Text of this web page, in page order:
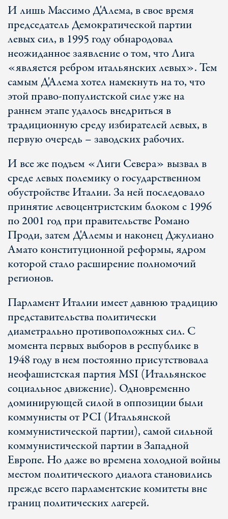
И лишь Массимо Д'Алема, в свое время
председатель Демократической партии
левых сил, в 1995 году обнародовал
неожиданное заявление о том, что Лига
«является ребром итальянских левых». Тем
самым Д'Алема хотел намекнуть на то, что
этой право-популистской силе уже на
раннем этапе удалось внедриться в
традиционную среду избирателей левых, в
первую очередь – заводских рабочих.
И все же подъем «Лиги Севера» вызвал в
среде левых полемику о государственном
обустройстве Италии. За ней последовало
принятие левоцентристским блоком с 1996
по 2001 год при правительстве Романо
Проди, затем Д'Алемы и наконец Джулиано
Амато конституционной реформы, ядром
которой стало расширение полномочий
регионов.
Парламент Италии имеет давнюю традицию
представительства политически
диаметрально противоположных сил. С
момента первых выборов в республике в
1948 году в нем постоянно присутствовала
неофашистская партия MSI (Итальянское
социальное движение). Одновременно
доминирующей силой в оппозиции были
коммунисты от PCI (Итальянской
коммунистической партии), самой сильной
коммунистической партии в Западной
Европе. Но даже во времена холодной войны
местом политического диалога становились
прежде всего парламентские комитеты вне
границ политических лагерей.